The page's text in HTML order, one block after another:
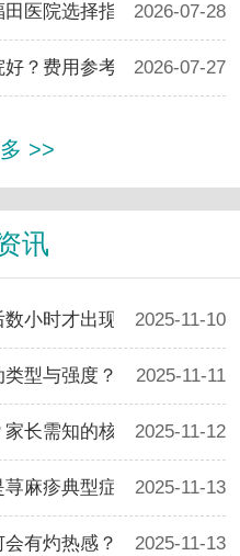
医院选择指南2026-07-28
？费用参考 2026-07-27
>>
讯
小时才出现的皮肤表现
2025-11-10
型与强度？ 2025-11-11
长需知的核心要点2025-11-12
荨麻疹典型症状2025-11-13
有灼热感？ 2025-11-13